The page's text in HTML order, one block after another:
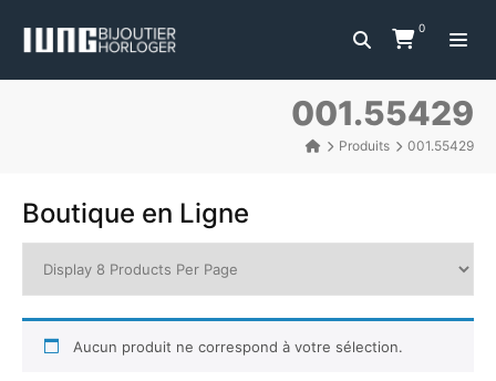
0
001.55429
Produits 001.55429
Boutique en Ligne
Aucun produit ne correspond à votre sélection.